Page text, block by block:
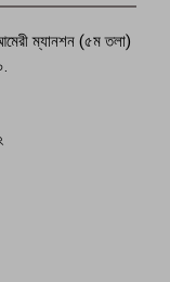
ম্যানশন (৫ম তলা)